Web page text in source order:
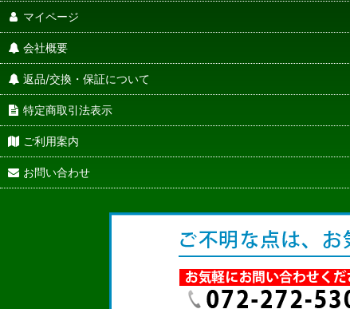
マイページ
会社概要
返品/交換・保証について
特定商取引法表示
ご利用案内
お問い合わせ